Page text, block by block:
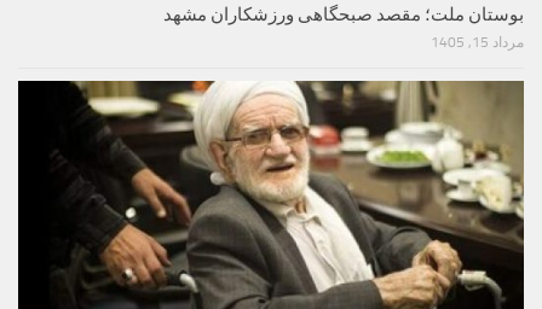
بوستان ملت؛ مقصد صبحگاهی ورزشکاران مشهد
مرداد 15, 1405